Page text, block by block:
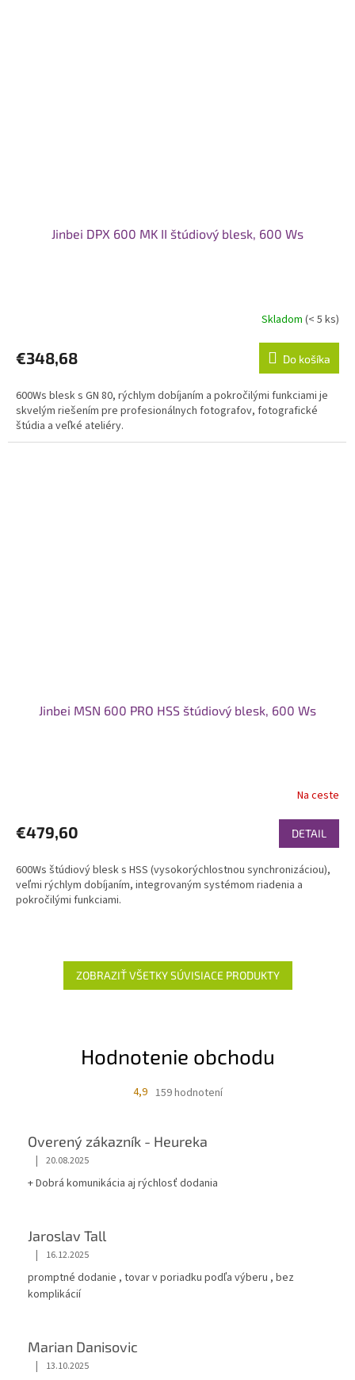
Jinbei DPX 600 MK II štúdiový blesk, 600 Ws
Skladom (< 5 ks)
€348,68 Do košíka
600Ws blesk s GN 80, rýchlym dobíjaním a pokročilými funkciami je
skvelým riešením pre profesionálnych fotografov, fotografické
štúdia a veľké ateliéry.
Jinbei MSN 600 PRO HSS štúdiový blesk, 600 Ws
Na ceste
€479,60 DETAIL
600Ws štúdiový blesk s HSS (vysokorýchlostnou synchronizáciou),
veľmi rýchlym dobíjaním, integrovaným systémom riadenia a
pokročilými funkciami.
ZOBRAZIŤ VŠETKY SÚVISIACE PRODUKTY
Hodnotenie obchodu
4,9 159 hodnotení
Overený zákazník - Heureka
| 20.08.2025
+ Dobrá komunikácia aj rýchlosť dodania
Jaroslav Tall
| 16.12.2025
promptné dodanie , tovar v poriadku podľa výberu , bez
komplikácií
Marian Danisovic
| 13.10.2025